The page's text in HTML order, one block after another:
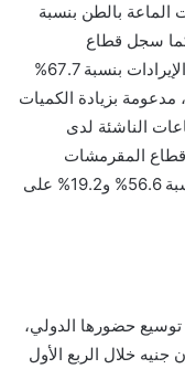
الماعة بالطن بنسبة
نموًا بوتيرة أعلى، حيث ارتفعت الإيرادات بنسبة 67.7%
إلى 1.6 مليار جنيه، مدعومة بزيادة الكميات
قطاع المقرمشات
والحلوى، اللذين سجلا نموًا في الإيرادات بنسبة 56.6% و19.2% على
توسيع حضورها الدولي،
مبيعات التصدير 549.7 مليون جنيه خلال الربع الأول